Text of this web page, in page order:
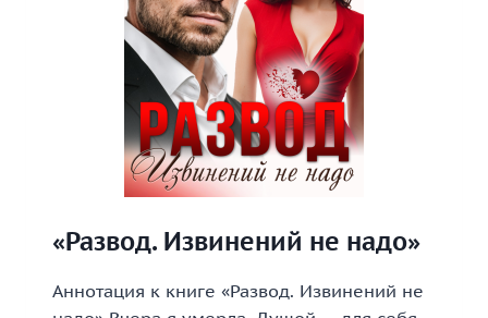
«Развод. Извинений не надо»
Аннотация к книге «Развод. Извинений не